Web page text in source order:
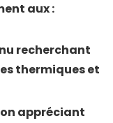
aux :
recherchant
thermiques et
appréciant